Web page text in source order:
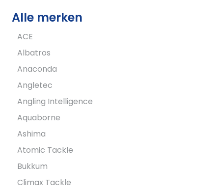
Alle merken
ACE
Albatros
Anaconda
Angletec
Angling Intelligence
Aquaborne
Ashima
Atomic Tackle
Bukkum
Climax Tackle